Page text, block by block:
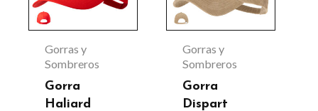
Gorras y
Sombreros
Gorra
Haliard
variantes.
Las
opciones
se
Gorras y
Sombreros
Gorra
Dispart
variantes.
Las
opciones
se